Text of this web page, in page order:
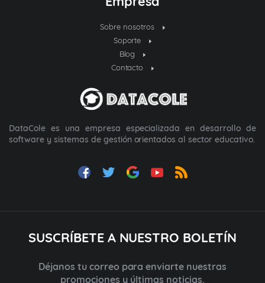
Sobre nosotros
Soporte
Blog
Contacto
DataCole es una empresa especializada en desarrollo de
software y sistemas de gestión orientados al sector educativo.
SUSCRÍBETE A NUESTRO BOLETÍN
Déjanos tu correo para enviarte nuestras
promociones y últimas noticias.